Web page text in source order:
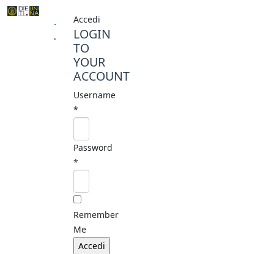
Accedi
LOGIN
TO
YOUR
ACCOUNT
Username
*
Password
*
Remember
Me